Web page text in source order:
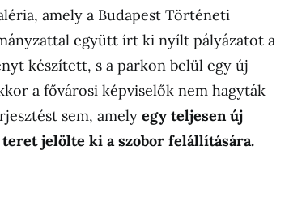
amely a Budapest Történeti
együtt írt ki nyílt pályázatot a
készített, s a parkon belül egy új
a fővárosi képviselők nem hagyták
sem, amely egy teljesen új
jelölte ki a szobor felállítására.